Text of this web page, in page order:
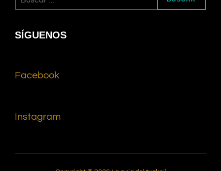
SÍGUENOS
Facebook
Instagram